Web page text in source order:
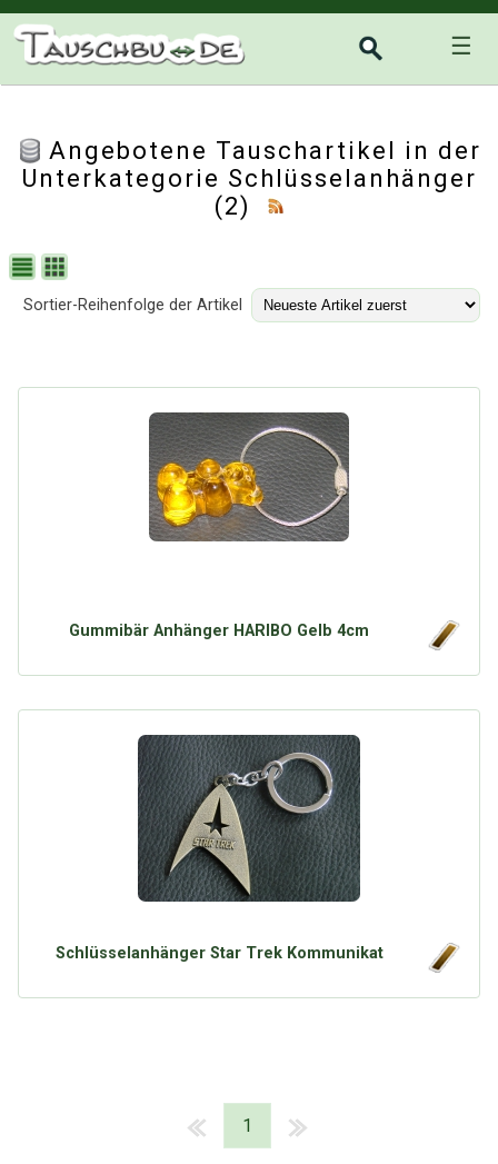
☰
Angebotene Tauschartikel in der
Unterkategorie Schlüsselanhänger
(2)
Sortier-Reihenfolge der Artikel
Gummibär Anhänger HARIBO Gelb 4cm
Schlüsselanhänger Star Trek Kommunikat
1